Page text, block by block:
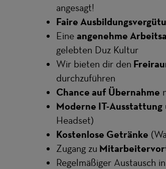
angesagt!
Faire
Eine angenehme
gelebten Duz Kultur
Wir bieten dir den
durchzuführen
Chance auf Übernahme
Moderne IT-Ausstattung
Headset)
Kostenlose Getränke
Zugang zu
Regelmäßiger Austausch